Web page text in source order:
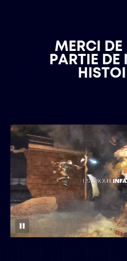
MERCI DE
PARTIE DE